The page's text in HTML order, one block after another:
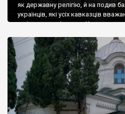
як державну релігію, й на подив
українців, які усіх кавказців
є відданими вірянами Христа